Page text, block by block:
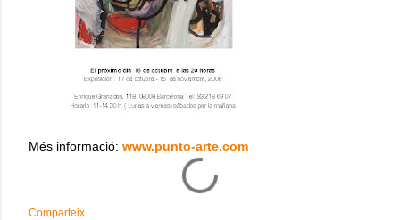
Més informació: www.punto-arte.com
Comparteix